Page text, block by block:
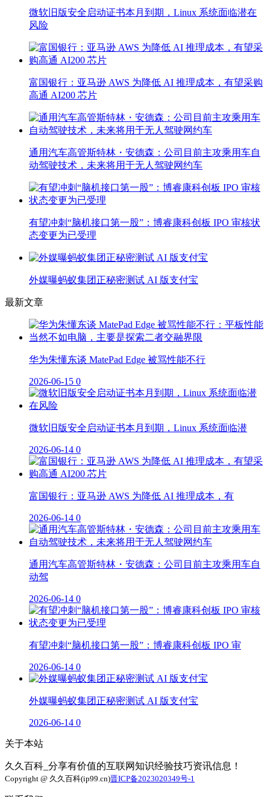
微软旧版安全启动证书本月到期，Linux 系统面临潜在
风险
富国银行：亚马逊 AWS 为降低 AI 推理成本，有望采购
高通 AI200 芯片
通用汽车高管斯特林・安德森：公司目前主攻乘用车自
动驾驶技术，未来将用于无人驾驶网约车
有望冲刺“脑机接口第一股”：博睿康科创板 IPO 审核状
态变更为已受理
外媒曝蚂蚁集团正秘密测试 AI 版支付宝
最新文章
华为朱懂东谈 MatePad Edge 被骂性能不行
2026-06-15 0
微软旧版安全启动证书本月到期，Linux 系统面临潜
2026-06-14 0
富国银行：亚马逊 AWS 为降低 AI 推理成本，有
2026-06-14 0
通用汽车高管斯特林・安德森：公司目前主攻乘用车自
动驾
2026-06-14 0
有望冲刺“脑机接口第一股”：博睿康科创板 IPO 审
2026-06-14 0
外媒曝蚂蚁集团正秘密测试 AI 版支付宝
2026-06-14 0
关于本站
久久百科_分享有价值的互联网知识经验技巧资讯信息！
Copyright @ 久久百科(ip99.cn)晋ICP备2023020349号-1